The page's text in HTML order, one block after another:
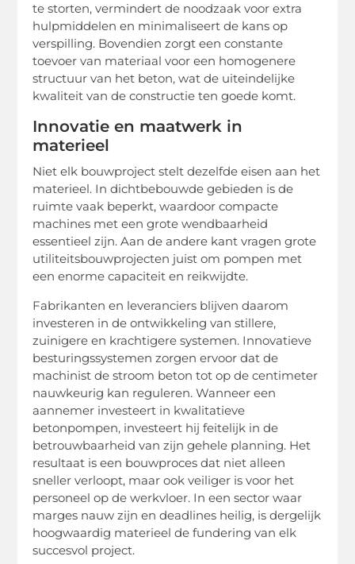
te storten, vermindert de noodzaak voor extra
hulpmiddelen en minimaliseert de kans op
verspilling. Bovendien zorgt een constante
toevoer van materiaal voor een homogenere
structuur van het beton, wat de uiteindelijke
kwaliteit van de constructie ten goede komt.
Innovatie en maatwerk in
materieel
Niet elk bouwproject stelt dezelfde eisen aan het
materieel. In dichtbebouwde gebieden is de
ruimte vaak beperkt, waardoor compacte
machines met een grote wendbaarheid
essentieel zijn. Aan de andere kant vragen grote
utiliteitsbouwprojecten juist om pompen met
een enorme capaciteit en reikwijdte.
Fabrikanten en leveranciers blijven daarom
investeren in de ontwikkeling van stillere,
zuinigere en krachtigere systemen. Innovatieve
besturingssystemen zorgen ervoor dat de
machinist de stroom beton tot op de centimeter
nauwkeurig kan reguleren. Wanneer een
aannemer investeert in kwalitatieve
betonpompen, investeert hij feitelijk in de
betrouwbaarheid van zijn gehele planning. Het
resultaat is een bouwproces dat niet alleen
sneller verloopt, maar ook veiliger is voor het
personeel op de werkvloer. In een sector waar
marges nauw zijn en deadlines heilig, is dergelijk
hoogwaardig materieel de fundering van elk
succesvol project.